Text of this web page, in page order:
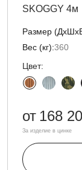
SKOGGY 4м
Размер
Вес (кг):360
Цвет:
от 168
За изделие в цинке